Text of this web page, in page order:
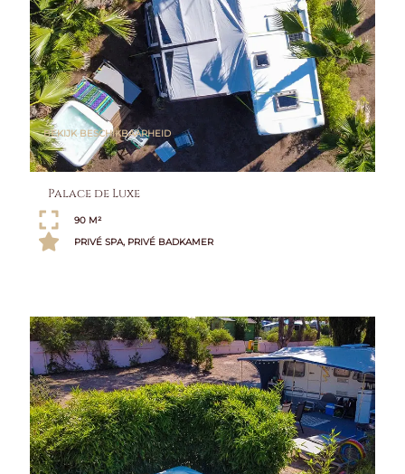
BEKIJK BESCHIKBAARHEID
Palace de Luxe
90 M²
PRIVÉ SPA, PRIVÉ BADKAMER